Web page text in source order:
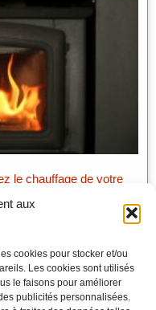
aux
cookies pour stocker et/ou
Les cookies sont utilisés
le faisons pour améliorer
publicités personnalisées.
le chauffage de votre